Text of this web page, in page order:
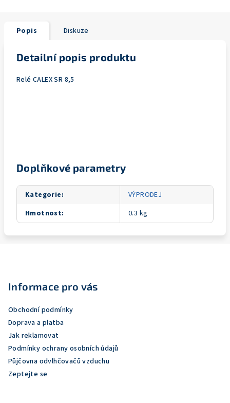
Popis Diskuze
Detailní popis produktu
Relé CALEX SR 8,5
Doplňkové parametry
Kategorie:
VÝPRODEJ
Hmotnost: 0.3 kg
Informace pro vás
Obchodní podmínky
Doprava a platba
Jak reklamovat
Podmínky ochrany osobních údajů
Půjčovna odvlhčovačů vzduchu
Zeptejte se